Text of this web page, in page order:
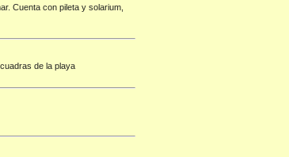
Cuenta con pileta y solarium,
de la playa